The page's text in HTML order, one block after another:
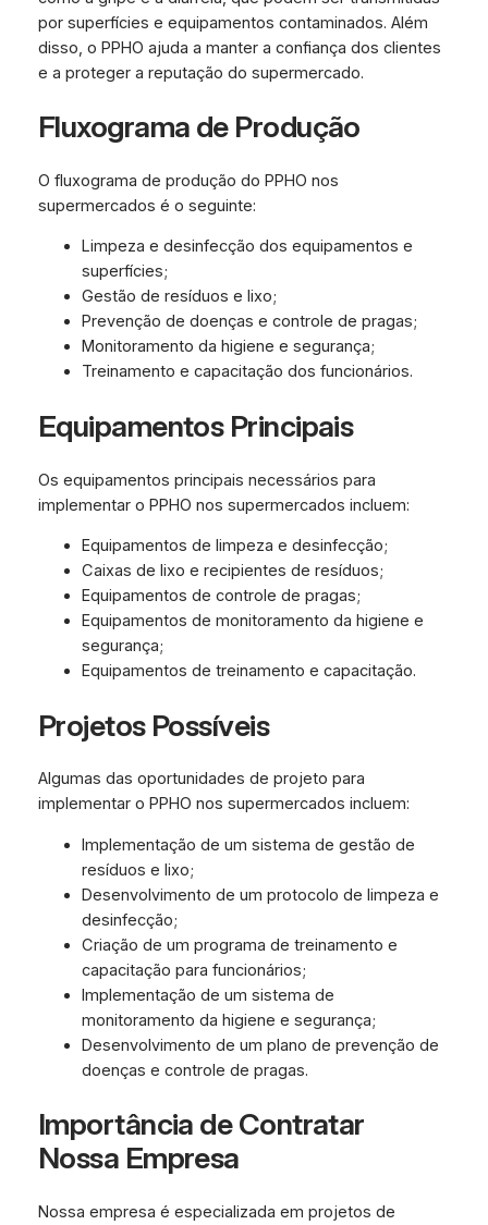
por superfícies e equipamentos contaminados. Além
disso, o PPHO ajuda a manter a confiança dos clientes
e a proteger a reputação do supermercado.
Fluxograma de Produção
O fluxograma de produção do PPHO nos
supermercados é o seguinte:
Limpeza e desinfecção dos equipamentos e
superfícies;
Gestão de resíduos e lixo;
Prevenção de doenças e controle de pragas;
Monitoramento da higiene e segurança;
Treinamento e capacitação dos funcionários.
Equipamentos Principais
Os equipamentos principais necessários para
implementar o PPHO nos supermercados incluem:
Equipamentos de limpeza e desinfecção;
Caixas de lixo e recipientes de resíduos;
Equipamentos de controle de pragas;
Equipamentos de monitoramento da higiene e
segurança;
Equipamentos de treinamento e capacitação.
Projetos Possíveis
Algumas das oportunidades de projeto para
implementar o PPHO nos supermercados incluem:
Implementação de um sistema de gestão de
resíduos e lixo;
Desenvolvimento de um protocolo de limpeza e
desinfecção;
Criação de um programa de treinamento e
capacitação para funcionários;
Implementação de um sistema de
monitoramento da higiene e segurança;
Desenvolvimento de um plano de prevenção de
doenças e controle de pragas.
Importância de Contratar
Nossa Empresa
Nossa empresa é especializada em projetos de